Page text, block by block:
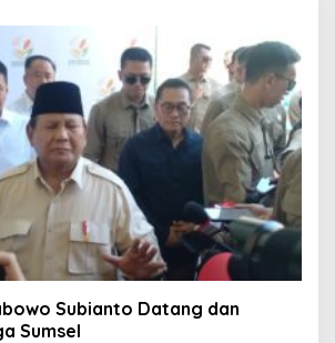
Subianto Datang dan
Sumsel